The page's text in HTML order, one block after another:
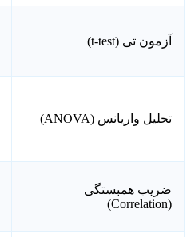
آزمون تی (t-test)
تحلیل واریانس (ANOVA)
ضریب همبستگی
(Correlation)